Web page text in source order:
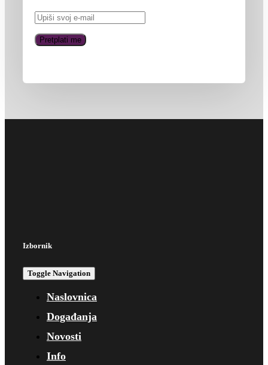
Izbornik
Toggle Navigation
Naslovnica
Događanja
Novosti
Info